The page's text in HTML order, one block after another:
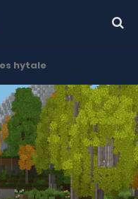
hytale